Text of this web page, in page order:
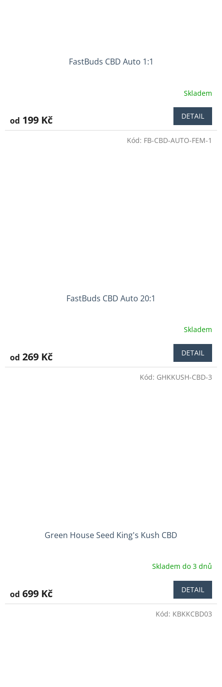
FastBuds CBD Auto 1:1
Skladem
od 199 Kč DETAIL
FastBuds CBD Auto 20:1
je
4,5
Skladem
od 269 Kč DETAIL
Kód: FB-CBD-AUTO-FEM-1
Green House Seed King's Kush CBD
Skladem do 3 dnů
od 699 Kč DETAIL
Kód: GHKKUSH-CBD-3
Kód: KBKKCBD03